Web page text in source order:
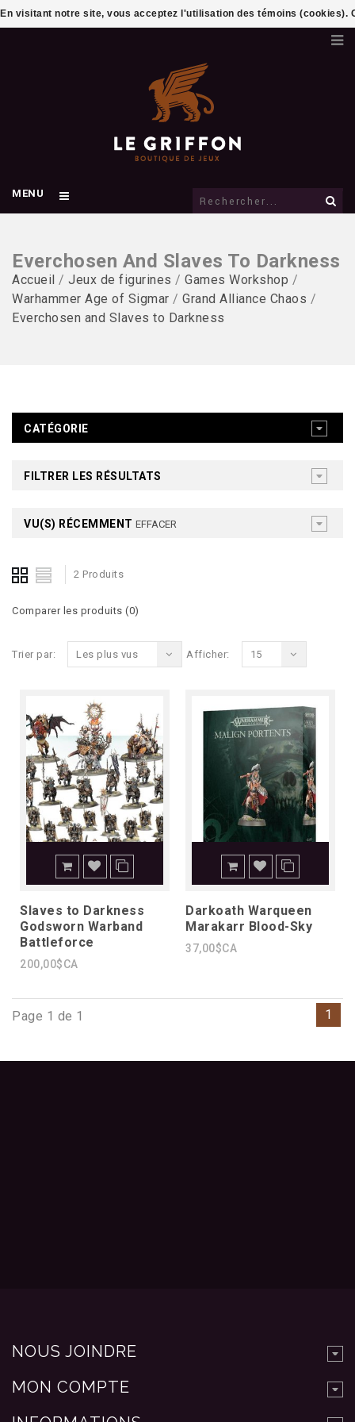
MENU
Everchosen And Slaves To Darkness
Accueil / Jeux de figurines / Games Workshop /
Warhammer Age of Sigmar / Grand Alliance Chaos /
Everchosen and Slaves to Darkness
CATÉGORIE
FILTRER LES RÉSULTATS
VU(S) RÉCEMMENT EFFACER
2 Produits
Comparer les produits (0)
Trier par: Les plus vus Afficher: 15
Slaves to Darkness
Godsworn Warband
Battleforce
200,00$CA
Darkoath Warqueen
Marakarr Blood-Sky
37,00$CA
Page 1 de 1 1
NOUS JOINDRE
MON COMPTE
En visitant notre site, vous acceptez l'utilisation des témoins